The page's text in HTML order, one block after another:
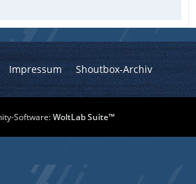
Impressum Shoutbox-Archiv
Software:WoltLab Suite™